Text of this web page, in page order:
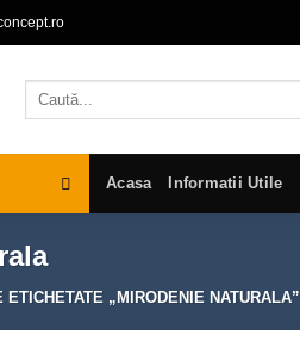
Caută
Acasa Informatii Utile
ETICHETATE „MIRODENIE NATURALA”